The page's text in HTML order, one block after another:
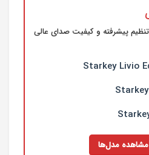
پیشرفته و کیفیت صدای عالی
Starkey Livio
مدل‌ها